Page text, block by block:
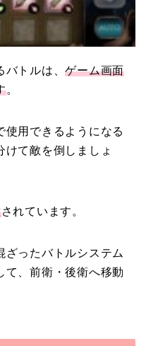
バトルは、ゲーム画面
。
使用できるようになる
て敵を倒しましょ
されています。
ざったバトルシステム
て、前衛・後衛へ移動